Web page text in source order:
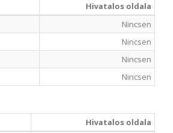
Hivatalos oldala
Nincsen
Nincsen
Nincsen
Nincsen
Hivatalos oldala